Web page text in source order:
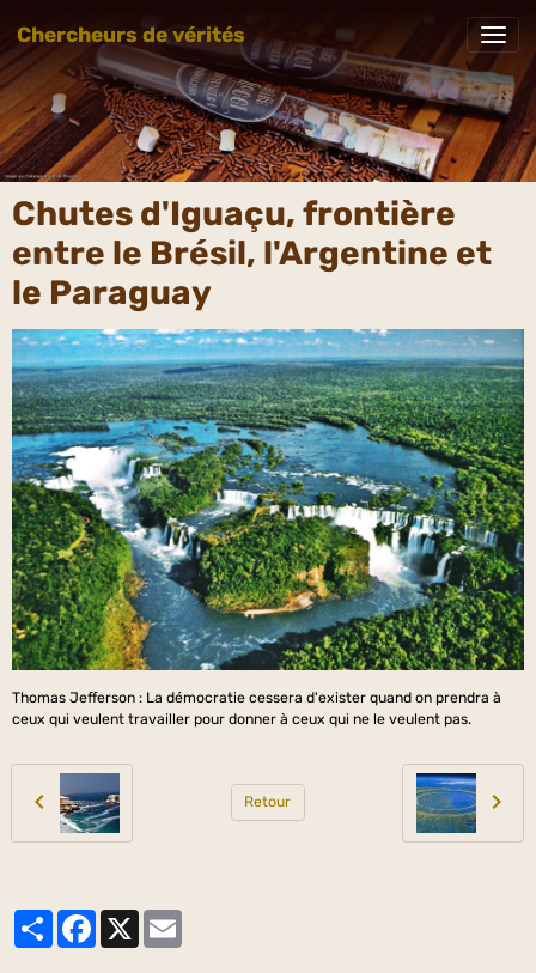
Chercheurs de vérités
Chutes d'Iguaçu, frontière
entre le Brésil, l'Argentine et
le Paraguay
Thomas Jefferson : La démocratie cessera d'exister quand on prendra à
ceux qui veulent travailler pour donner à ceux qui ne le veulent pas.
Retour
PartagerFacebook